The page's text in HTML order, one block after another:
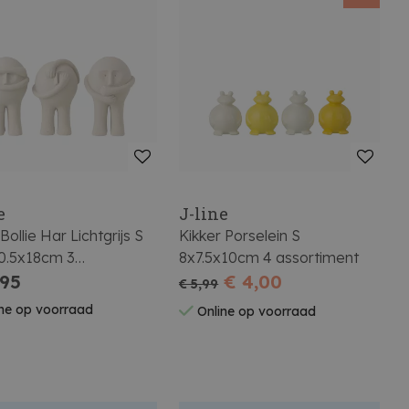
Har Lichtgrijs S
3
op voorraad
J-line
Kikker Porselein S
8x7.5x10cm 4 assortiment
€ 5,99 € 4,00
Online op voorraad